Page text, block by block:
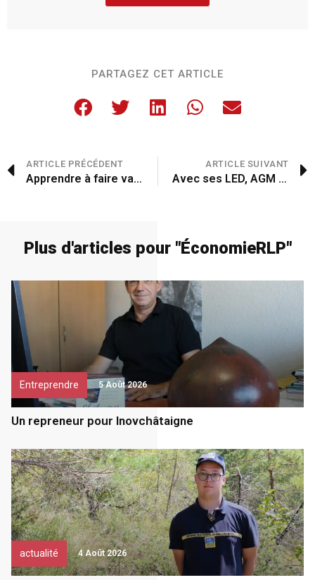
PARTAGEZ CET ARTICLE
ARTICLE PRÉCÉDENT
Apprendre à faire valoir ses droits
ARTICLE SUIVANT
Avec ses LED, AGM Vision voit plus loin et plus grand
Plus d'articles pour "ÉconomieRLP"
Entreprendre 5 Août 2026
Un repreneur pour Inovchâtaigne
actualité 4 Août 2026